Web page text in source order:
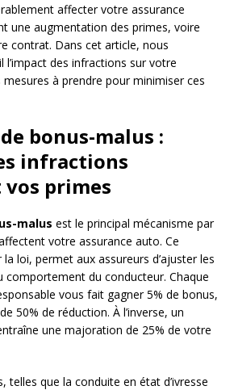
affecter votre assurance
une augmentation des primes, voire
contrat. Dans cet article, nous
l’impact des infractions sur votre
à prendre pour minimiser ces
bonus-malus :
infractions
primes
malus est le principal mécanisme par
votre assurance auto. Ce
loi, permet aux assureurs d’ajuster les
comportement du conducteur. Chaque
vous fait gagner 5% de bonus,
50% de réduction. À l’inverse, un
une majoration de 25% de votre
telles que la conduite en état d’ivresse